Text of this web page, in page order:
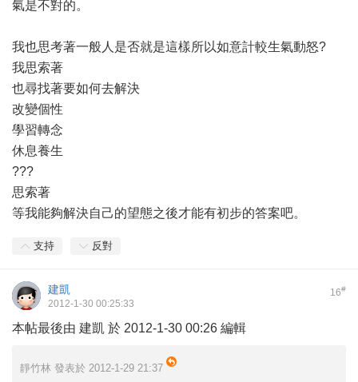
氣是不對的。
我也思考著一般人是否就是這樣所以如意計較生氣動怒?
我思索著
也尋找著要如何去解決
改變個性
學習轉念
休息養生
???
思索著
等我能夠解決自己的望態之後才能有初步的答案吧。
支持 反對
16#
建凱
2012-1-30 00:25:33
本帖最後由 建凱 於 2012-1-30 00:26 編輯
靜竹林 發表於 2012-1-29 21:37